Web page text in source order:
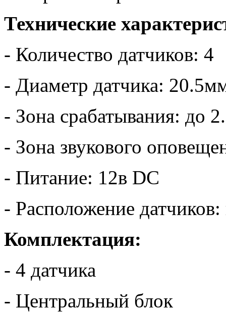
Технические
- Количество датчиков: 4
- Диаметр датчика:
- Зона срабатывания: до
- Зона звукового
- Питание: 12в DC
- Расположение
Комплектация:
- 4 датчика
- Центральный блок